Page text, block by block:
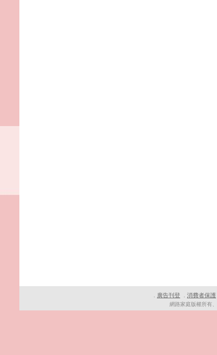
． 廣告刊登 ． 消費者保護
網路家庭版權所有